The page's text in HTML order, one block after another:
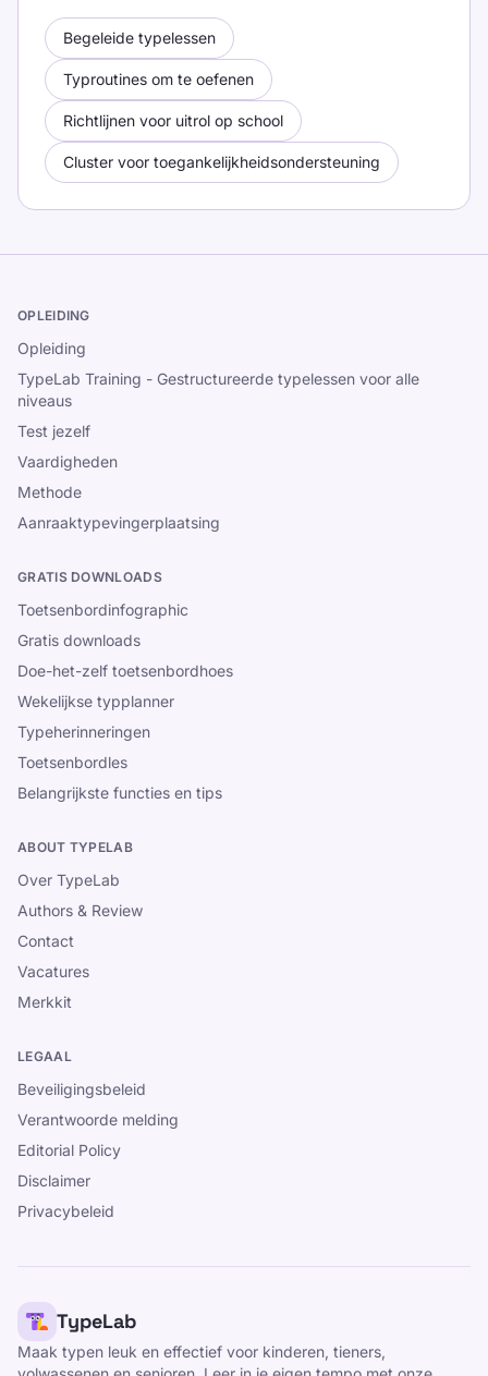
Begeleide typelessen
Typroutines om te oefenen
Richtlijnen voor uitrol op school
Cluster voor toegankelijkheidsondersteuning
OPLEIDING
Opleiding
TypeLab Training - Gestructureerde typelessen voor alle
niveaus
Test jezelf
Vaardigheden
Methode
Aanraaktypevingerplaatsing
GRATIS DOWNLOADS
Toetsenbordinfographic
Gratis downloads
Doe-het-zelf toetsenbordhoes
Wekelijkse typplanner
Typeherinneringen
Toetsenbordles
Belangrijkste functies en tips
ABOUT TYPELAB
Over TypeLab
Authors & Review
Contact
Vacatures
Merkkit
LEGAAL
Beveiligingsbeleid
Verantwoorde melding
Editorial Policy
Disclaimer
Privacybeleid
TypeLab
Maak typen leuk en effectief voor kinderen, tieners,